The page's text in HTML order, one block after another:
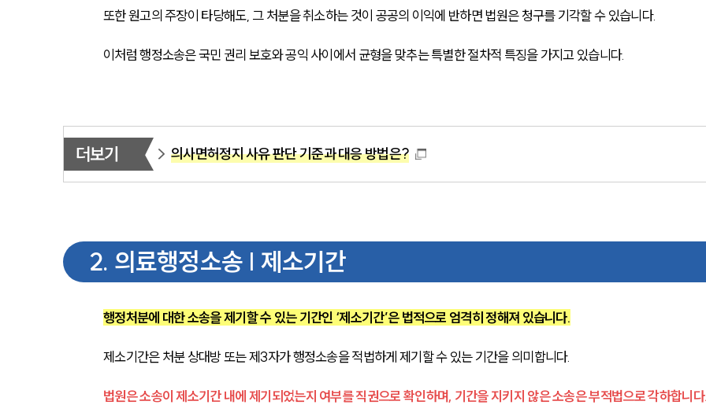
또한 원고의 주장이 타당해도, 그 처분을 취소하는 것이 공공의 이익에 반하면 법원은 청구를 기각할 수 있습니다.
이처럼 행정소송은 국민 권리 보호와 공익 사이에서 균형을 맞추는 특별한 절차적 특징을 가지고 있습니다.
더보기 의사면허정지 사유 판단 기준과 대응 방법은?
2. 의료행정소송 | 제소기간
행정처분에 대한 소송을 제기할 수 있는 기간인 ‘제소기간’은 법적으로 엄격히 정해져 있습니다.
제소기간은 처분 상대방 또는 제3자가 행정소송을 적법하게 제기할 수 있는 기간을 의미합니다.
법원은 소송이 제소기간 내에 제기되었는지 여부를 직권으로 확인하며, 기간을 지키지 않은 소송은 부적법으로 각하합니